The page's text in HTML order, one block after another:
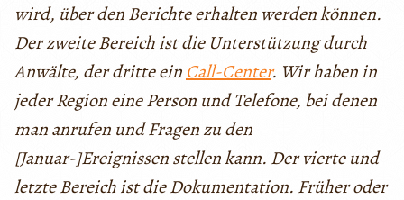
wird, über den Berichte erhalten werden können.
Der zweite Bereich ist die Unterstützung durch
Anwälte, der dritte ein Call-Center. Wir haben in
jeder Region eine Person und Telefone, bei denen
man anrufen und Fragen zu den
[Januar-]Ereignissen stellen kann. Der vierte und
letzte Bereich ist die Dokumentation. Früher oder